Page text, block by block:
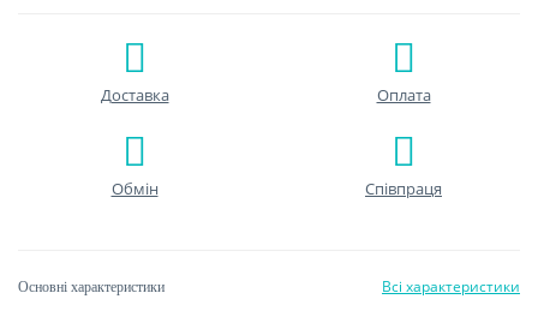
Доставка Оплата
Обмін Співпраця
Основні характеристики Всі характеристики